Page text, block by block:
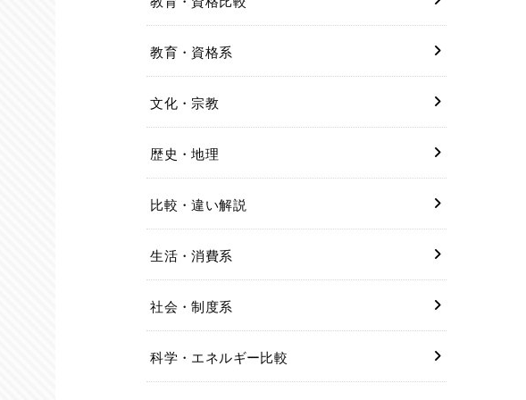
教育・資格系
文化・宗教
歴史・地理
比較・違い解説
生活・消費系
社会・制度系
科学・エネルギー比較